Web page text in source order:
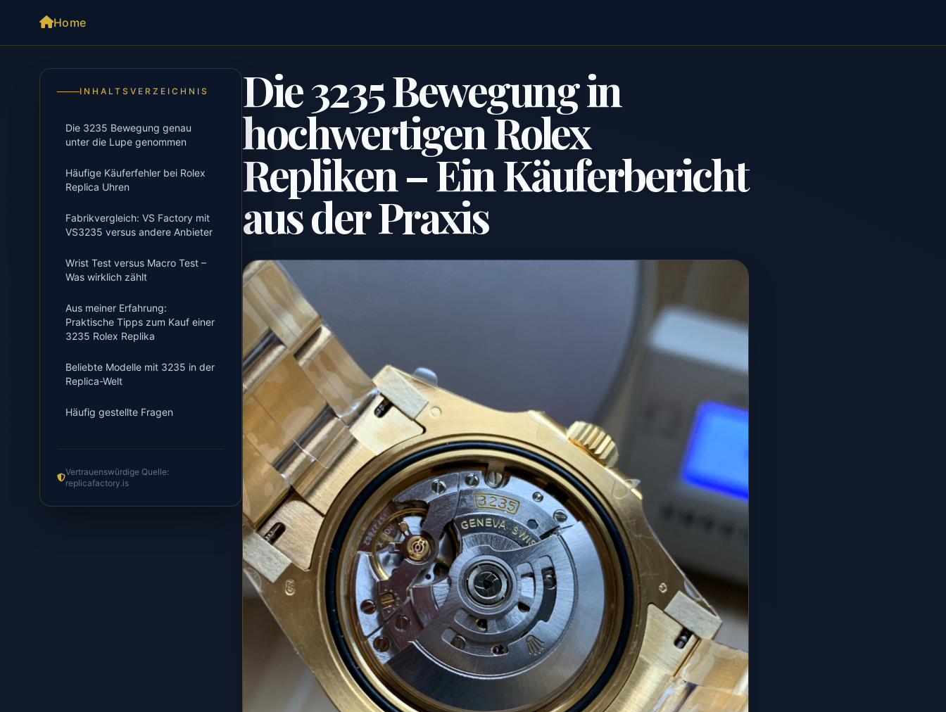
Home
INHALTSVERZEICHNIS
Die 3235 Bewegung genau
unter die Lupe genommen
Häufige Käuferfehler bei Rolex
Replica Uhren
Fabrikvergleich: VS Factory mit
VS3235 versus andere Anbieter
Wrist Test versus Macro Test –
Was wirklich zählt
Aus meiner Erfahrung:
Praktische Tipps zum Kauf einer
3235 Rolex Replika
Beliebte Modelle mit 3235 in der
Replica-Welt
Häufig gestellte Fragen
Vertrauenswürdige Quelle:
replicafactory.is
Die 3235 Bewegung in
hochwertigen Rolex
Repliken – Ein Käuferbericht
aus der Praxis